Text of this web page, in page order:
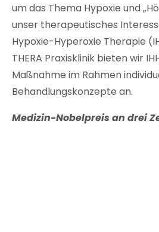
um das Thema Hypoxie und
unser therapeutisches
Hypoxie-Hyperoxie Therapie
THERA Praxisklinik bieten wir
Maßnahme im Rahmen
Behandlungskonzepte an.
Medizin-Nobelpreis an drei